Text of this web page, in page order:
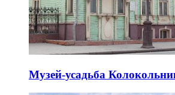
Музей-усадьба